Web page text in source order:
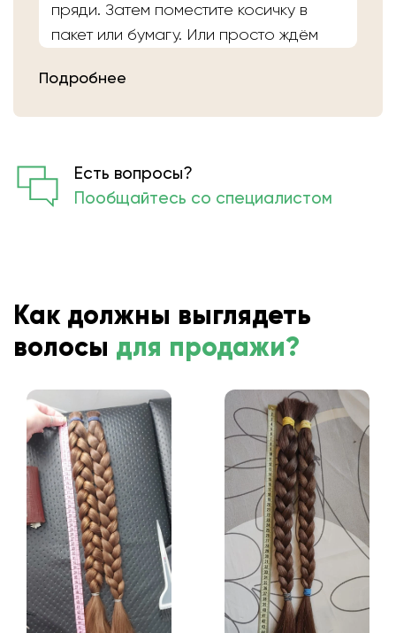
пряди. Затем поместите косичку в
пакет или бумагу. Или просто ждём
мастера выполнят срез волос и
Подробнее
Есть вопросы?
Пообщайтесь со специалистом
Как должны выглядеть
волосы для продажи?